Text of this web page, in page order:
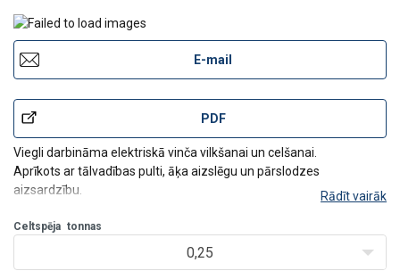
E-mail
PDF
Viegli darbināma elektriskā vinča vilkšanai un celšanai.
Aprīkots ar tālvadības pulti, āķa aizslēgu un pārslodzes
aizsardzību.
Efektīvais darba garums:
Rādīt vairāk
Celtspēja tonnas
0,25